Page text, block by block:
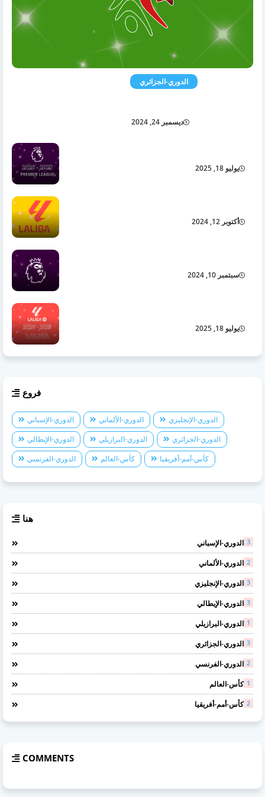
الدوري-الجزائري
ديسمبر 24, 2024
يوليو 18, 2025
أكتوبر 12, 2024
سبتمبر 10, 2024
يوليو 18, 2025
فروع
الدوري-الإسباني الدوري-الألماني
الدوري-الإنجليزي
الدوري-الإيطالي
الدوري-البرازيلي
الدوري-الجزائري
الدوري-الفرنسي
كأس-العالم كأس-أمم-أفريقيا
هنا
الدوري-الإسباني 3
الدوري-الألماني 2
الدوري-الإنجليزي 3
الدوري-الإيطالي 3
الدوري-البرازيلي 1
الدوري-الجزائري 3
الدوري-الفرنسي 2
كأس-العالم 1
كأس-أمم-أفريقيا 2
COMMENTS